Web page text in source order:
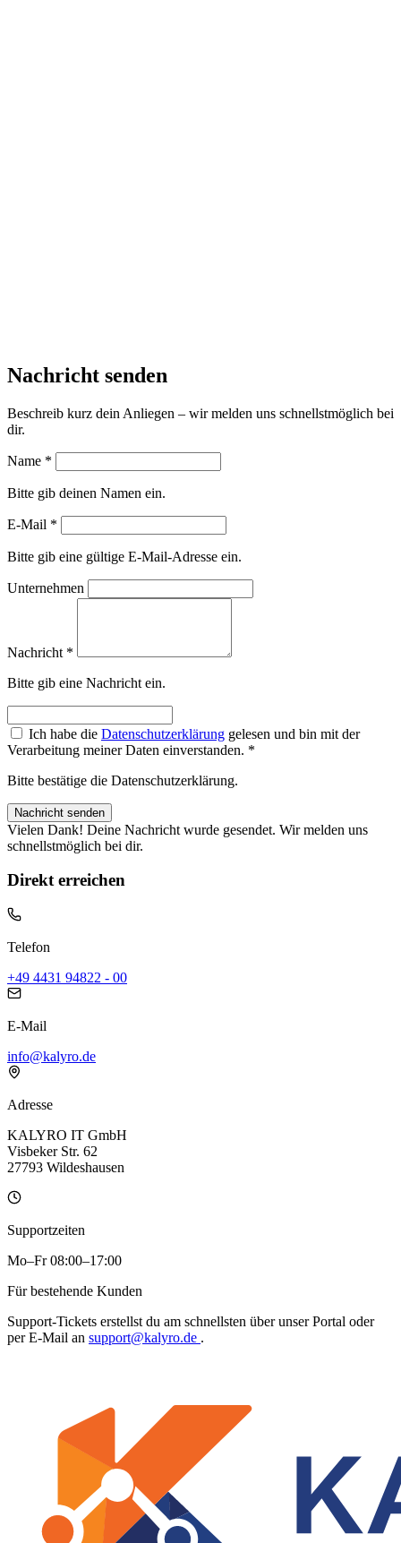
Nachricht senden
Beschreib kurz dein Anliegen – wir melden uns schnellstmöglich bei
dir.
Name *
Bitte gib deinen Namen ein.
E-Mail *
Bitte gib eine gültige E-Mail-Adresse ein.
Unternehmen
Nachricht *
Bitte gib eine Nachricht ein.
Ich habe die Datenschutzerklärung gelesen und bin mit der
Verarbeitung meiner Daten einverstanden. *
Bitte bestätige die Datenschutzerklärung.
Nachricht senden
Vielen Dank! Deine Nachricht wurde gesendet. Wir melden uns
schnellstmöglich bei dir.
Direkt erreichen
Telefon
+49 4431 94822 - 00
E-Mail
info@kalyro.de
Adresse
KALYRO IT GmbH
Visbeker Str. 62
27793 Wildeshausen
Supportzeiten
Mo–Fr 08:00–17:00
Für bestehende Kunden
Support-Tickets erstellst du am schnellsten über unser Portal oder
per E-Mail an support@kalyro.de .